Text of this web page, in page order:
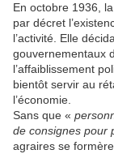
En octobre 1936,
par décret
l’activité. Elle
gouvernementaux
l’affaiblissement
bientôt servir au
l’économie.
Sans que «
de consignes pour
agraires se